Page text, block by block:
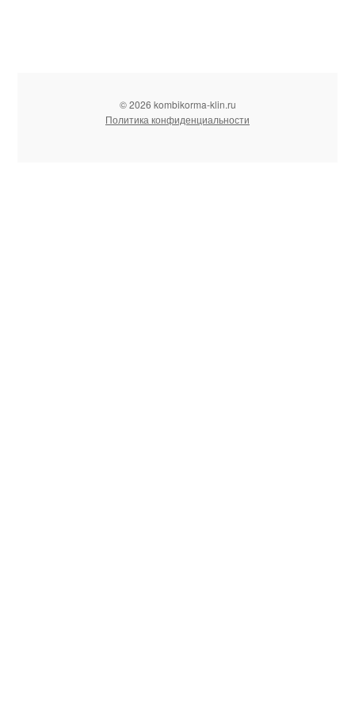
© 2026 kombikorma-klin.ru
Политика конфиденциальности